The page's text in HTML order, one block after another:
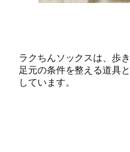
ラクちんソックスは、歩
足元の条件を整える道具
しています。